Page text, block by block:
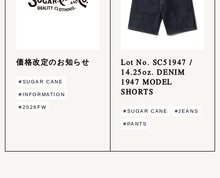
価格改定のお知らせ
#SUGAR CANE
#INFORMATION
#2026FW
Lot No. SC51947 /
14.25oz. DENIM
1947 MODEL
SHORTS
#SUGAR CANE #JEANS
#PANTS